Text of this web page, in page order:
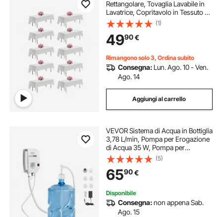
Rettangolare, Tovaglia Lavabile in
Lavatrice, Copritavolo in Tessuto di
Poliestere Resistente alle Pieghe per
Matrimonio, Festa, Banchetto,
Bianco 10 Pezzi 1524 x 2591 mm
(1)
4990€
Rimangono solo 3, Ordina subito
Consegna: Lun. Ago. 10 - Ven.
Ago. 14
Aggiungi al carrello
VEVOR Sistema di Acqua in Bottiglia
3,78 L/min, Pompa per Erogazione
di Acqua 35 W, Pompa per
Erogazione di Acqua da ,40 PSI 11-
22L, Sistema Adatto per Sistema di
Pompa dell'acqua a Ingresso
Singolo
(5)
6590€
Disponibile
Consegna:non appena Sab.
Ago. 15